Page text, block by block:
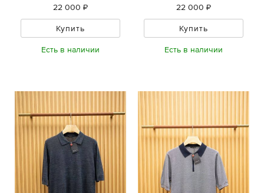
22 000 ₽
Купить
Есть в наличии
22 000 ₽
Купить
Есть в наличии